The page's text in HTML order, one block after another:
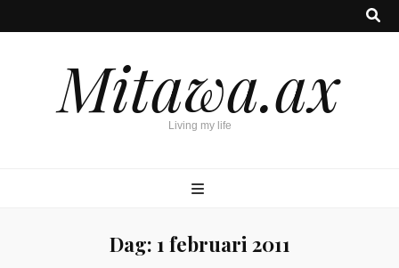
Mitawa.ax
Living my life
Dag: 1 februari 2011